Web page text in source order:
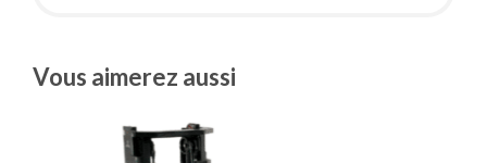
Vous aimerez aussi